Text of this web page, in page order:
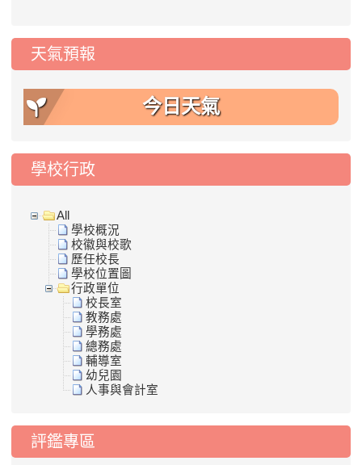
天氣預報
今日天氣
學校行政
All
學校概況
校徽與校歌
歷任校長
學校位置圖
行政單位
校長室
教務處
學務處
總務處
輔導室
幼兒園
人事與會計室
評鑑專區